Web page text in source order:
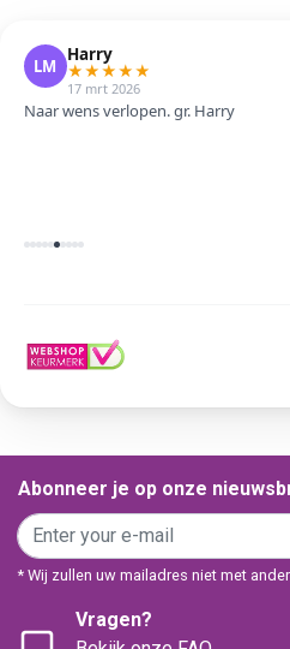
LM
Harry
★★★★★
17 mrt 2026
Naar wens verlopen. gr. Harry
Abonneer je op onze
* Wij zullen uw mailadres niet met
Vragen?